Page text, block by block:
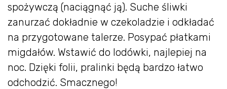
spożywczą (naciągnąć ją). Suche śliwki
zanurzać dokładnie w czekoladzie i odkładać
na przygotowane talerze. Posypać płatkami
migdałów. Wstawić do lodówki, najlepiej na
noc. Dzięki folii, pralinki będą bardzo łatwo
odchodzić. Smacznego!